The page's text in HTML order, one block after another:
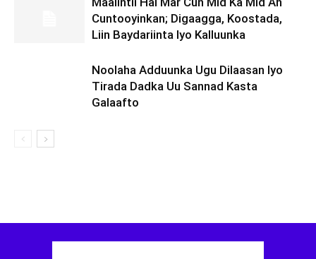
Cuntooyinkan; Digaagga, Koostada,
Liin Baydariinta Iyo Kalluunka
Noolaha Adduunka Ugu Dilaasan Iyo
Tirada Dadka Uu Sannad Kasta
Galaafto